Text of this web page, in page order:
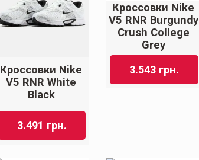
Кроссовки Nike
V5 RNR White
Black
3.491 грн.
Кроссовки Nike
V5 RNR Burgundy
Crush College
Grey
3.543 грн.